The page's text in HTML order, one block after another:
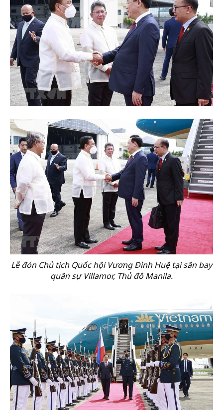
Lễ đón Chủ tịch Quốc hội Vương Đình Huệ tại sân bay
quân sự Villamor, Thủ đô Manila.